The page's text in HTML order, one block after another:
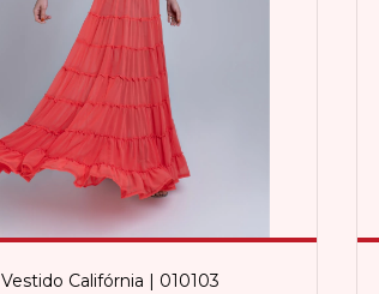
Vestido Califórnia | 010103